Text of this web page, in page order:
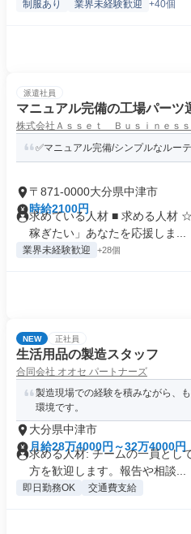
制服あり 業界未経験歓迎 +40個
派遣社員
マニュアル完備の工場パーツ
株式会社Ａｓｓｅｔ Ｂｕｓｉｎｅｓ
✅マニュアル完備/シンプルなルー
〒871-0000大分県中津市
時給2100円
求めている人材 ■ 求める人材
稼ぎたい」あなたを応援しま...
業界未経験歓迎 +28個
NEW 正社員
生活用品の製造スタッフ
合同会社 オオセ パートナーズ
製造現場での経験を積みながら、
環境です。
大分県中津市
月給28万4000円～32万4000円
求める人材: チームの一員とし
方を歓迎します。報告や相談...
即日勤務OK 交通費支給